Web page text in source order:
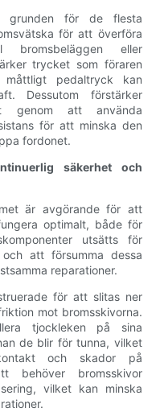
grunden för de flesta
för att överföra
eller
trycket som föraren
pedaltryck kan
Dessutom förstärker
genom att använda
för att minska den
fordonet.
säkerhet och
är avgörande för att
optimalt, både för
utsätts för
att försumma dessa
reparationer.
för att slitas ner
mot bromsskivorna.
tjockleken på sina
de blir för tunna, vilket
och skador på
behöver bromsskivor
vilket kan minska